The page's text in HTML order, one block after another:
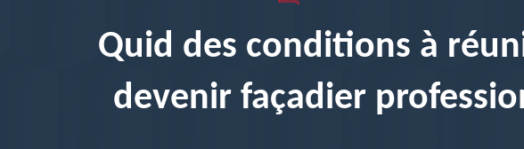
Quid des conditions à
devenir façadier